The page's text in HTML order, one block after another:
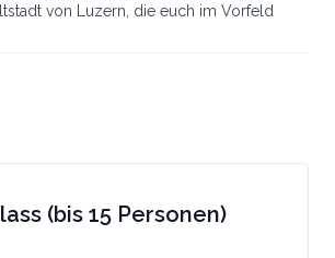
von Luzern, die euch im Vorfeld
(bis 15 Personen)